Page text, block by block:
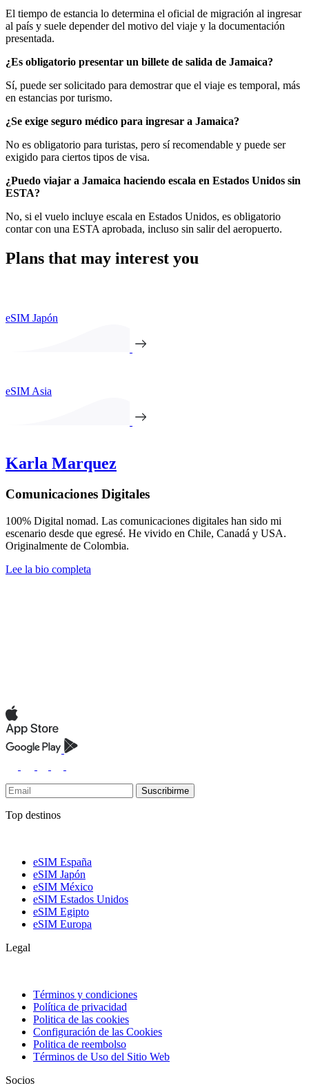
El tiempo de estancia lo determina el oficial de migración al ingresar
al país y suele depender del motivo del viaje y la documentación
presentada.
¿Es obligatorio presentar un billete de salida de Jamaica?
Sí, puede ser solicitado para demostrar que el viaje es temporal, más
en estancias por turismo.
¿Se exige seguro médico para ingresar a Jamaica?
No es obligatorio para turistas, pero sí recomendable y puede ser
exigido para ciertos tipos de visa.
¿Puedo viajar a Jamaica haciendo escala en Estados Unidos sin
ESTA?
No, si el vuelo incluye escala en Estados Unidos, es obligatorio
contar con una ESTA aprobada, incluso sin salir del aeropuerto.
Plans that may interest you
eSIM Japón
eSIM Asia
Karla Marquez
Comunicaciones Digitales
100% Digital nomad. Las comunicaciones digitales han sido mi
escenario desde que egresé. He vivido en Chile, Canadá y USA.
Originalmente de Colombia.
Lee la bio completa
Suscribirme
Top destinos
eSIM España
eSIM Japón
eSIM México
eSIM Estados Unidos
eSIM Egipto
eSIM Europa
Legal
Términos y condiciones
Política de privacidad
Politica de las cookies
Configuración de las Cookies
Politica de reembolso
Términos de Uso del Sitio Web
Socios